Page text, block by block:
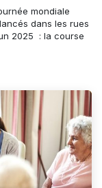
mondiale
dans les rues
2025 ​ : la course